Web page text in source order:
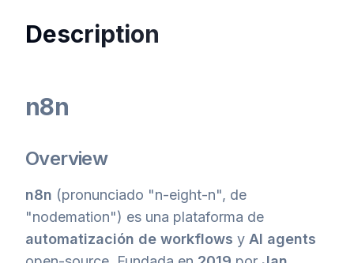
Description
n8n
Overview
n8n (pronunciado "n-eight-n", de
"nodemation") es una plataforma de
automatización de workflows y AI agents